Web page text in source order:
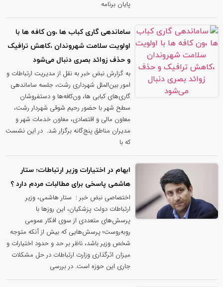
پایان برنامه
ساماندهی گاری کباب ها ،ون کافه ها با
اولویت سلامت شهروندان ،کاهش ترافیک
و حذف زوائد بصری دنبال می‌شود
به گزارش نبض خبر به نقل از مدیریت ارتباطات و
امور بین‌الملل شهرداری رشت، جلسه ساماندهی
گاری‌های کبابی ها، ون‌کافه‌ها و دستفروشان
سطح شهر با حضور رحیم شوقی شهردار رشت،
معاون مالی و اقتصادی، معاون خدمات شهر و
مدیران مناطق پنج‌گانه برگزار شد. ‌ در این نشست
که با
ابهام در اختیارات وزیر ارتباطات؛ ستار
هاشمی پاسخی برای مطالبات مردم دارد ؟
اختصاصی نبض خبر : ستار هاشمی، وزیر
ارتباطات دولت پزشکیان، این روزها با
پرسش‌های متعددی از سوی افکار عمومی
روبه‌روست؛ پرسش‌هایی که بیش از آنکه متوجه
شخص وزیر باشد، ناظر بر حد و حدود اختیارات و
میزان اثرگذاری وزارت ارتباطات در حل مشکلات
جاری این حوزه است. در بررسی